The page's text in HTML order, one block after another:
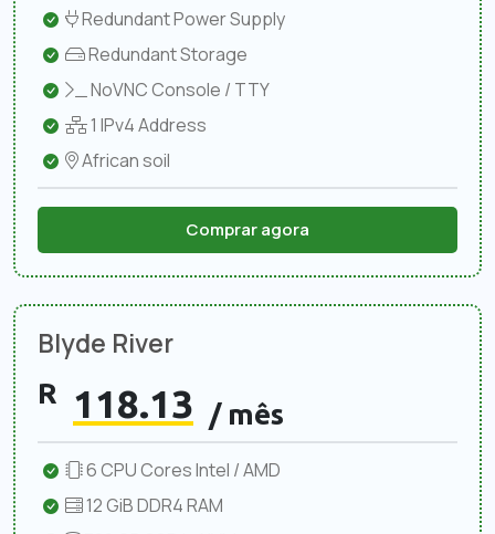
Redundant Power Supply
Redundant Storage
NoVNC Console / TTY
1 IPv4 Address
African soil
Comprar agora
Blyde River
R 118.13 / mês
6 CPU Cores Intel / AMD
12 GiB DDR4 RAM